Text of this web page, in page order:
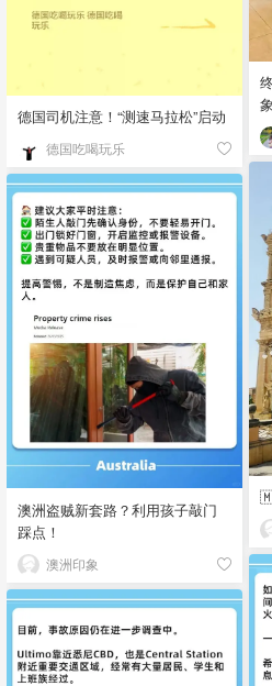
德国司机注意！“测速马拉松”启动
德国吃喝玩乐
澳洲盗贼新套路？利用孩子敲门
踩点！
澳洲印象